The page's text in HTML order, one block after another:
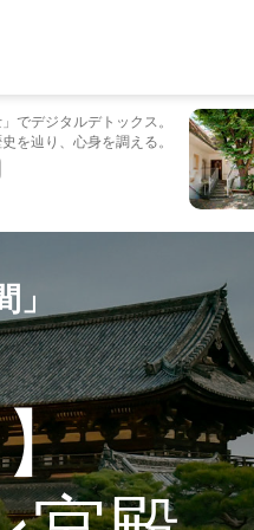
でデジタルデトックス。
を辿り、心身を調える。